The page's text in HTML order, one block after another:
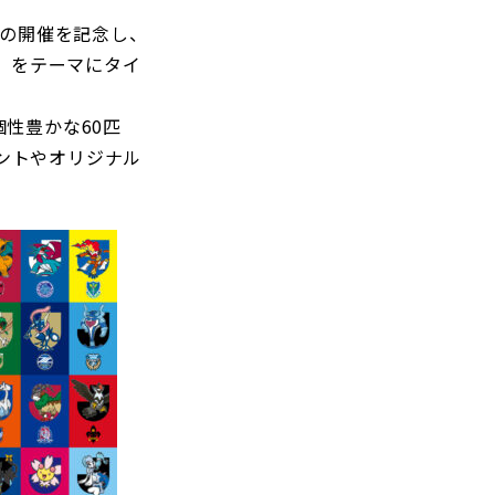
催を記念し、
をテーマにタイ
豊かな60匹
トやオリジナル